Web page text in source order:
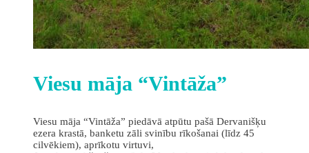
Viesu māja “Vintāža”
Viesu māja “Vintāža” piedāvā atpūtu pašā Dervanišķu
ezera krastā, banketu zāli svinību rīkošanai (līdz 45
cilvēkiem), aprīkotu virtuvi,